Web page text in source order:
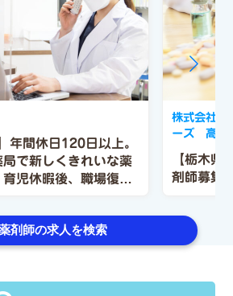
年間休日120日以上。
で新しくきれいな薬
児休暇後、職場復帰
【栃木県
剤師募集
株式会社
ーズ 高根
剤師の求人を検索